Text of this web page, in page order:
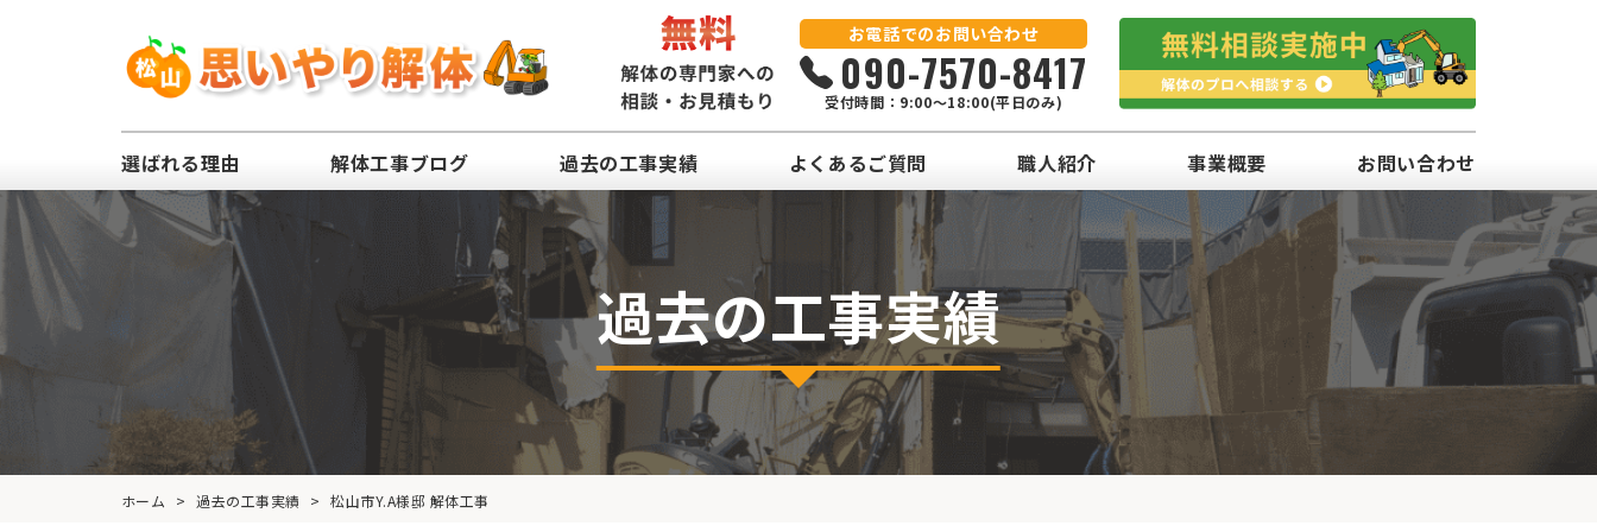
お電話でのお問い合わせ
090-7570-8417
受付時間：9:00～18:00(平日のみ)
選ばれる理由 解体工事ブログ 過去の工事実績 よくあるご質問 職人紹介 事業概要 お問い合わせ
過去の工事実績
ホーム > 過去の工事実績 > 松山市Y.A様邸 解体工事